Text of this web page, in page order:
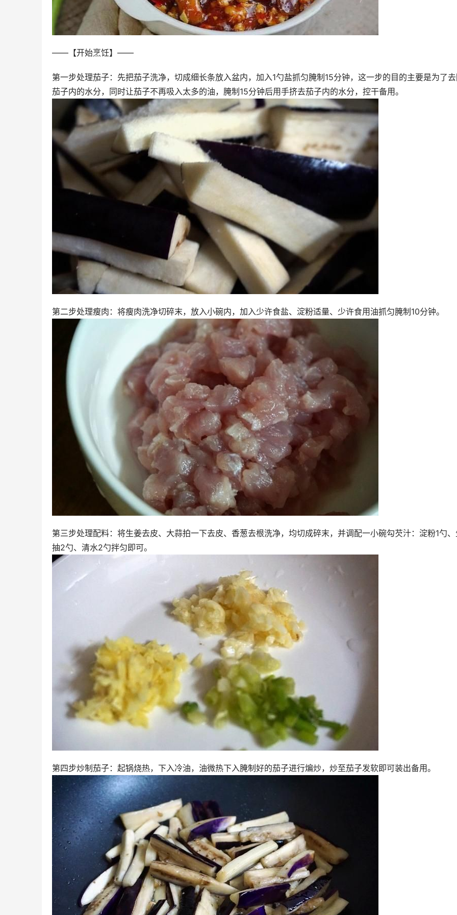
——【开始烹饪】——
第一步处理茄子：先把茄子洗净，切成细长条放入盆内，加入1勺盐抓匀腌制15分钟，这一步的目的主要是为了
茄子内的水分，同时让茄子不再吸入太多的油，腌制15分钟后用手挤去茄子内的水分，控干备用。
第二步处理瘦肉：将瘦肉洗净切碎末，放入小碗内，加入少许食盐、淀粉适量、少许食用油抓匀腌制10分钟。
第三步处理配料：将生姜去皮、大蒜拍一下去皮、香葱去根洗净，均切成碎末，并调配一小碗勾芡汁：淀粉1勺
抽2勺、清水2勺拌匀即可。
第四步炒制茄子：起锅烧热，下入冷油，油微热下入腌制好的茄子进行煸炒，炒至茄子发软即可装出备用。